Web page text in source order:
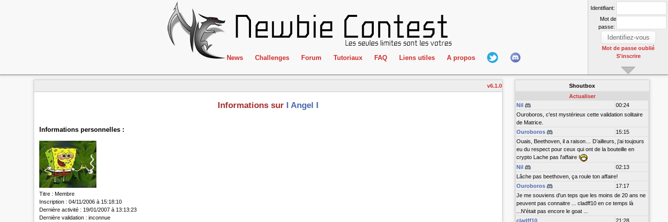
News Challenges
ClientSide
Forensics
Forum Tutoriaux FAQ Liens utiles
IRC
Newbie Connect
A propos
L'équipe
Hall Of Fame
Identifiant:
Mot de
passe:
Mot de passe oublié
S'inscrire
v6.1.0
Informations sur I Angel I
Informations personnelles :
Titre : Membre
Inscription : 04/11/2006 à 15:18:10
Dernière activité : 19/01/2007 à 13:13:23
Dernière validation : inconnue
Shoutbox
Actualiser
Nil
00:24
Ouroboros, c'est mystérieux cette validation solitaire
de Matrice.
Ouroboros
15:15
Ouais, Beethoven, il a raison… D’ailleurs, j’ai toujours
eu du respect pour ceux qui ont de la bouteille en
crypto Lache pas l'affaire !
Nil
02:13
Lâche pas beethoven, ça roule ton affaire!
Ouroboros
17:17
Je me souviens d'un teps que les moins de 20 ans ne
peuvent pas connaitre ... cladff10 en ce temps là
...N'était pas encore le goat ...
cladff10
21:28